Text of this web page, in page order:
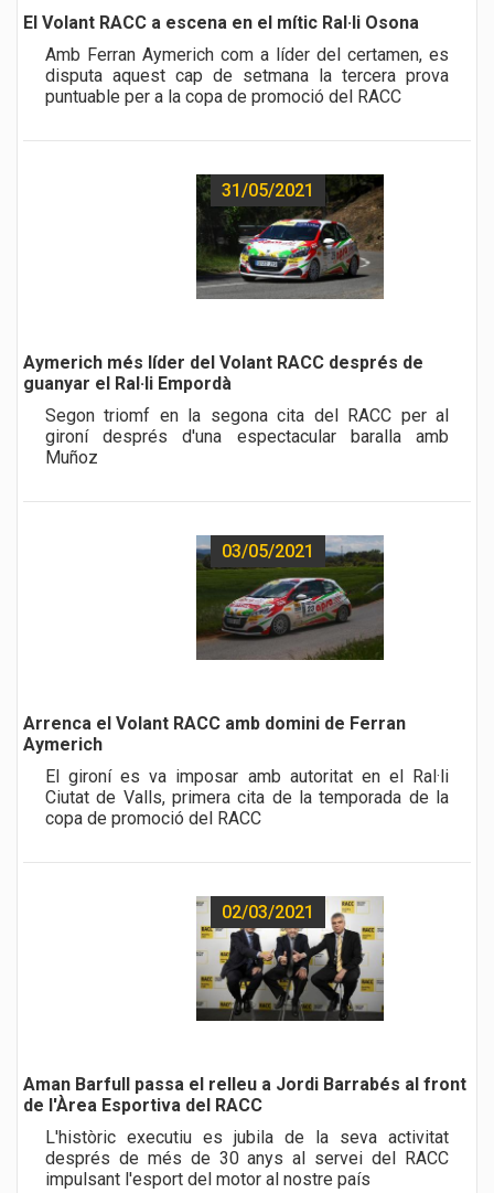
El Volant RACC a escena en el mític Ral·li Osona
Amb Ferran Aymerich com a líder del certamen, es
disputa aquest cap de setmana la tercera prova
puntuable per a la copa de promoció del RACC
31/05/2021
Aymerich més líder del Volant RACC després de
guanyar el Ral·li Empordà
Segon triomf en la segona cita del RACC per al
gironí després d'una espectacular baralla amb
Muñoz
03/05/2021
Arrenca el Volant RACC amb domini de Ferran
Aymerich
El gironí es va imposar amb autoritat en el Ral·li
Ciutat de Valls, primera cita de la temporada de la
copa de promoció del RACC
02/03/2021
Aman Barfull passa el relleu a Jordi Barrabés al front
de l'Àrea Esportiva del RACC
L'històric executiu es jubila de la seva activitat
després de més de 30 anys al servei del RACC
impulsant l'esport del motor al nostre país